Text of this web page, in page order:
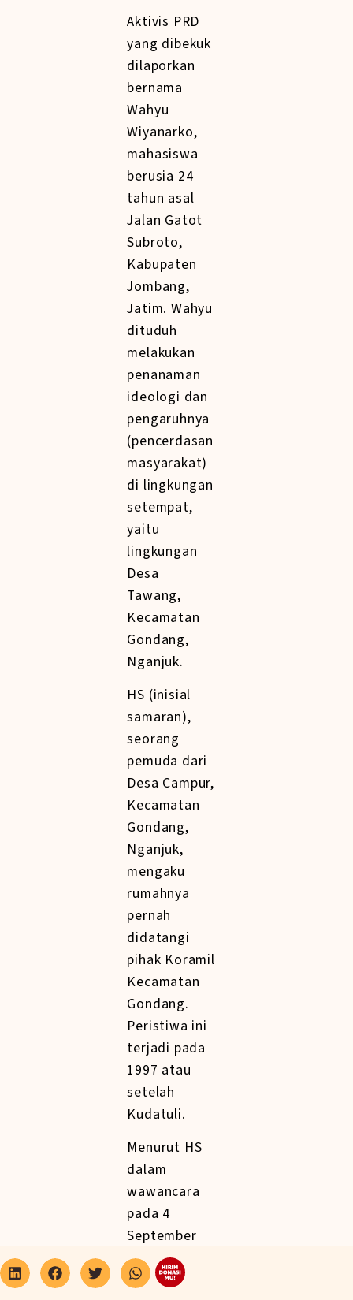
Aktivis PRD
yang dibekuk
dilaporkan
bernama
Wahyu
Wiyanarko,
mahasiswa
berusia 24
tahun asal
Jalan Gatot
Subroto,
Kabupaten
Jombang,
Jatim. Wahyu
dituduh
melakukan
penanaman
ideologi dan
pengaruhnya
(pencerdasan
masyarakat)
di lingkungan
setempat,
yaitu
lingkungan
Desa
Tawang,
Kecamatan
Gondang,
Nganjuk.
HS (inisial
samaran),
seorang
pemuda dari
Desa Campur,
Kecamatan
Gondang,
Nganjuk,
mengaku
rumahnya
pernah
didatangi
pihak Koramil
Kecamatan
Gondang.
Peristiwa ini
terjadi pada
1997 atau
setelah
Kudatuli.
Menurut HS
dalam
wawancara
pada 4
September
2023, orang
yang paling